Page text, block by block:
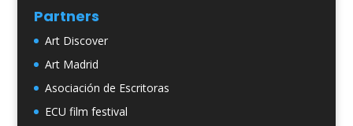
Partners
Art Discover
Art Madrid
Asociación de Escritoras
ECU film festival